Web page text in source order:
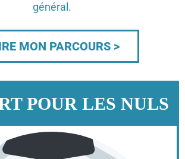
général.
MON PARCOURS >
POUR LES NULS